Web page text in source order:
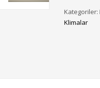
Kategoriler:
Klimalar